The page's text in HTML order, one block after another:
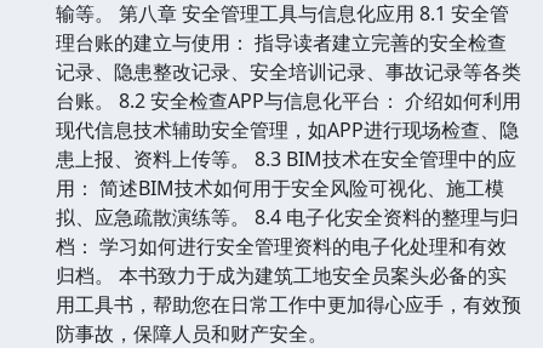
输等。 第八章 安全管理工具与信息化应用 8.1 安全管
理台账的建立与使用： 指导读者建立完善的安全检查
记录、隐患整改记录、安全培训记录、事故记录等各类
台账。 8.2 安全检查APP与信息化平台： 介绍如何利用
现代信息技术辅助安全管理，如APP进行现场检查、隐
患上报、资料上传等。 8.3 BIM技术在安全管理中的应
用： 简述BIM技术如何用于安全风险可视化、施工模
拟、应急疏散演练等。 8.4 电子化安全资料的整理与归
档： 学习如何进行安全管理资料的电子化处理和有效
归档。 本书致力于成为建筑工地安全员案头必备的实
用工具书，帮助您在日常工作中更加得心应手，有效预
防事故，保障人员和财产安全。